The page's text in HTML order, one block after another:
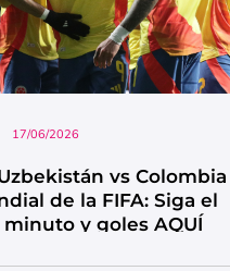
17/06/2026
vs Colombia
de la FIFA: Siga el
y goles AQUÍ